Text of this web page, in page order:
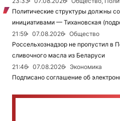
Политические структуры должны
инициативами — Тихановская
21:59
07.08.2026
Общество
Россельхознадзор не пропустил в
сливочного масла из Беларуси
21:46
07.08.2026
Экономика
Подписано соглашение об